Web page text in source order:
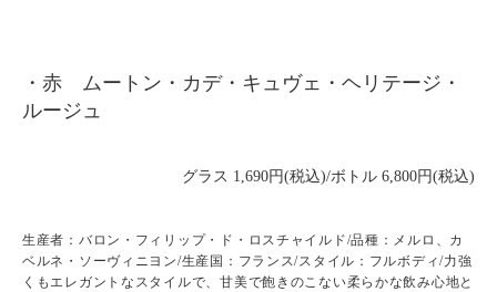
・赤 ムートン・カデ・キュヴェ・ヘリテージ・
ルージュ
グラス 1,690円(税込)/ボトル 6,800円(税込)
生産者：バロン・フィリップ・ド・ロスチャイルド/品種：メルロ、カ
ベルネ・ソーヴィニヨン/生産国：フランス/スタイル：フルボディ/力強
くもエレガントなスタイルで、甘美で飽きのこない柔らかな飲み心地と